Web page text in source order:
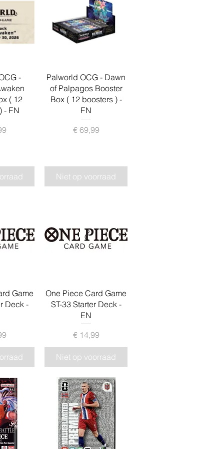
-
( 12
- EN
Snel overzicht
Palworld OCG - Dawn
of Palpagos Booster
Box ( 12 boosters ) -
EN
Prijs
€ 69,99
Niet op voorraad
Game
Deck -
Snel overzicht
One Piece Card Game
ST-33 Starter Deck -
EN
Prijs
€ 14,99
Niet op voorraad